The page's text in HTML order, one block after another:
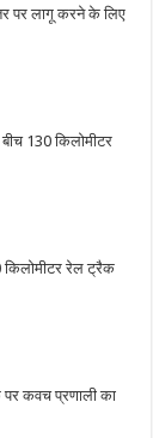
पर लागू करने के लिए
130 किलोमीटर
रेल ट्रैक
पर कवच प्रणाली का